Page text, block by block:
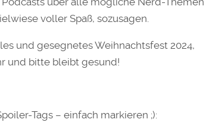
voller Spaß, sozusagen.
und gesegnetes Weihnachtsfest 2024,
und bitte bleibt gesund!
Tags – einfach markieren ;):